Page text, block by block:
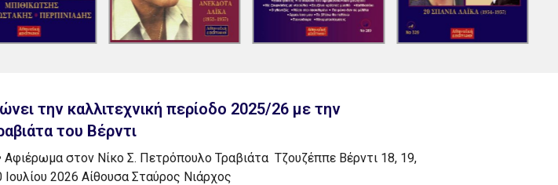
την καλλιτεχνική περίοδο 2025/26 με την
του Βέρντι
Αφιέρωμα στον Νίκο Σ. Πετρόπουλο Τραβιάτα Τζουζέππε Βέρντι 18, 19,
Ιουλίου 2026 Αίθουσα Σταύρος Νιάρχος